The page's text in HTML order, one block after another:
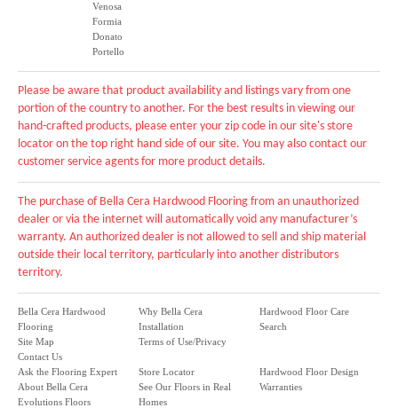
Venosa
Formia
Donato
Portello
Please be aware that product availability and listings vary from one
portion of the country to another. For the best results in viewing our
hand-crafted products, please enter your zip code in our site's store
locator on the top right hand side of our site. You may also contact our
customer service agents for more product details.
The purchase of Bella Cera Hardwood Flooring from an unauthorized
dealer or via the internet will automatically void any manufacturer’s
warranty. An authorized dealer is not allowed to sell and ship material
outside their local territory, particularly into another distributors
territory.
Bella Cera Hardwood
Flooring
Site Map
Contact Us
Why Bella Cera
Installation
Terms of Use/Privacy
Hardwood Floor Care
Search
Ask the Flooring Expert
About Bella Cera
Evolutions Floors
Store Locator
See Our Floors in Real
Homes
Hardwood Floor Design
Warranties